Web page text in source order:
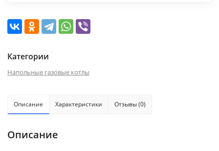
Категории
Напольные газовые котлы
Описание Характеристики Отзывы (0)
Описание